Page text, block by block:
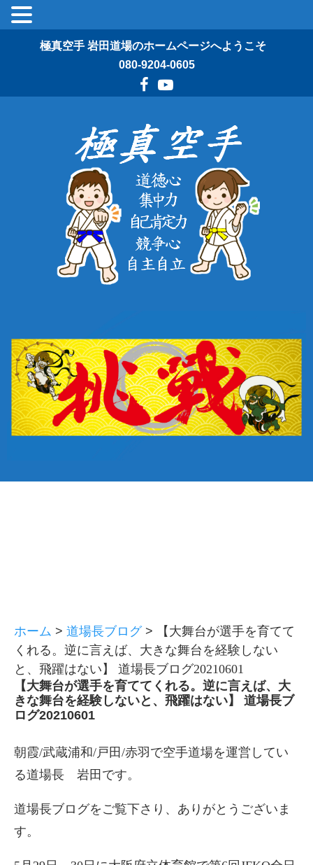
極真空手 岩田道場のホームページへようこそ
080-9204-0605
ホーム > 道場長ブログ>
【大舞台が選手を育てて
くれる。逆に言えば、大きな舞台を経験しない
と、飛躍はない】 道場長ブログ20210601
【大舞台が選手を育ててくれる。逆に言えば、大
きな舞台を経験しないと、飛躍はない】 道場長ブ
ログ20210601
朝霞/武蔵浦和/戸田/赤羽で空手道場を運営してい
る道場長 岩田です。
道場長ブログをご覧下さり、ありがとうございま
す。